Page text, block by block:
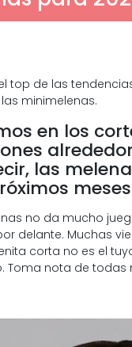
top de las
minimelenas.
en los
las
meses
no da mucho
delante. Muchas
corta no es el
nota de todas
cosmética
las
diaria